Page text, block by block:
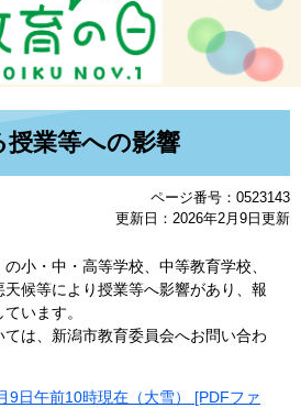
業等への影響
ページ番号：0523143
更新日：2026年2月9日更新
小・中・高等学校、中等教育学校、
候等により授業等へ影響があり、報
います。
は、新潟市教育委員会へお問い合わ
9日午前10時現在（大雪） [PDFファ